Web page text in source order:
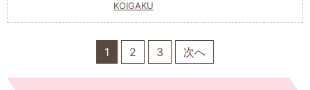
KOIGAKU
1 2 3 次へ